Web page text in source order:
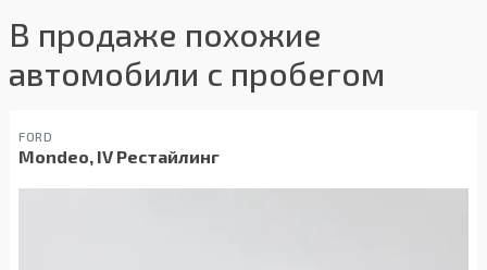
В продаже похожие
автомобили с пробегом
FORD
Mondeo, IV Рестайлинг